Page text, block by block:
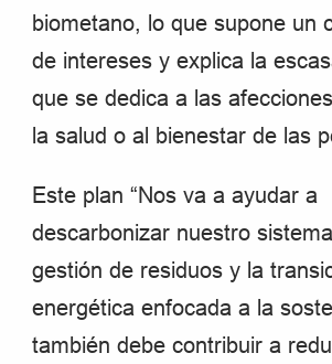
biometano, lo que supone un
de intereses y explica la
que se dedica a las
la salud o al bienestar de las
Este plan “Nos va a ayudar a
descarbonizar nuestro
gestión de residuos y la
energética enfocada a la
también debe contribuir a